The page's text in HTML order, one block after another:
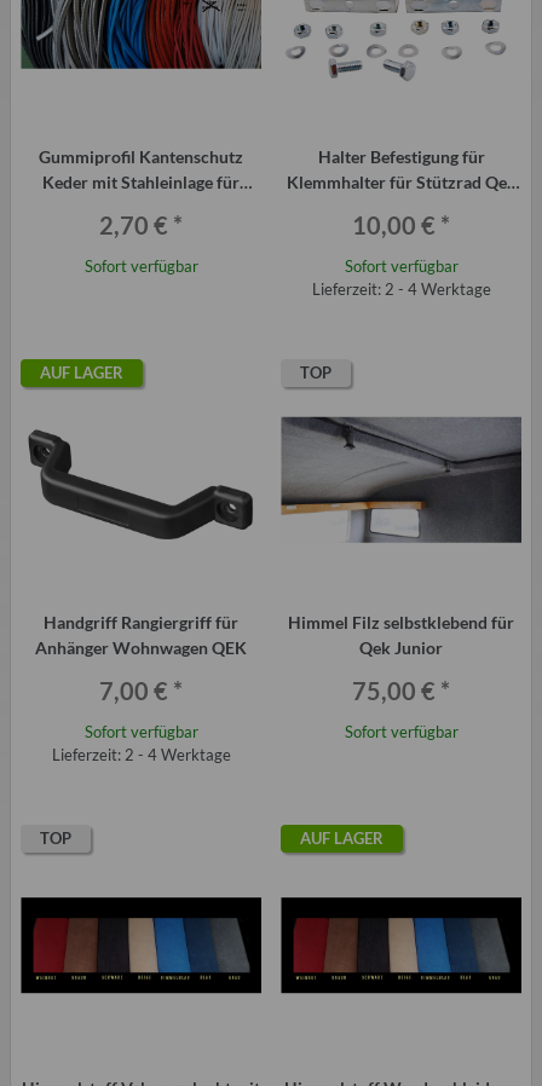
Gummiprofil Kantenschutz
Keder mit Stahleinlage für
2,70 € *
Sofort verfügbar
Halter Befestigung für
Klemmhalter für Stützrad Qek
10,00 € *
Sofort verfügbar
Lieferzeit: 2 - 4 Werktage
AUF LAGER
Handgriff Rangiergriff für
Anhänger Wohnwagen QEK
7,00 € *
Sofort verfügbar
Lieferzeit: 2 - 4 Werktage
TOP
Himmel Filz selbstklebend für
Qek Junior
75,00 € *
Sofort verfügbar
TOP AUF LAGER